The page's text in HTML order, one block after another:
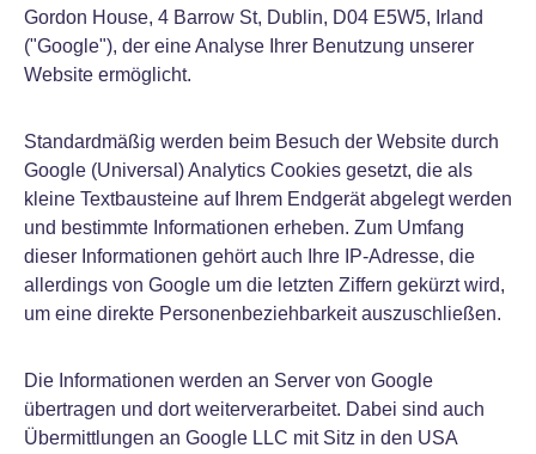
Gordon House, 4 Barrow St, Dublin, D04 E5W5, Irland
("Google"), der eine Analyse Ihrer Benutzung unserer
Website ermöglicht.
Standardmäßig werden beim Besuch der Website durch
Google (Universal) Analytics Cookies gesetzt, die als
kleine Textbausteine auf Ihrem Endgerät abgelegt werden
und bestimmte Informationen erheben. Zum Umfang
dieser Informationen gehört auch Ihre IP-Adresse, die
allerdings von Google um die letzten Ziffern gekürzt wird,
um eine direkte Personenbeziehbarkeit auszuschließen.
Die Informationen werden an Server von Google
übertragen und dort weiterverarbeitet. Dabei sind auch
Übermittlungen an Google LLC mit Sitz in den USA